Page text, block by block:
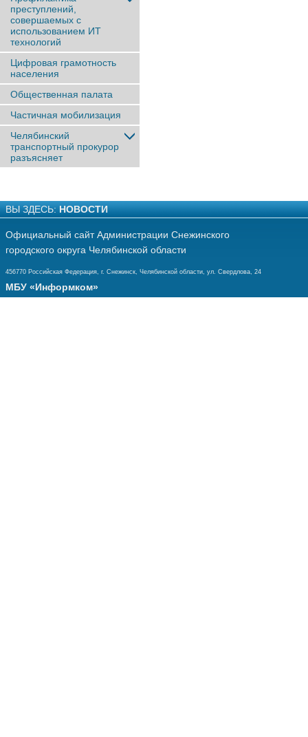
преступлений,
совершаемых с
использованием ИТ
технологий
Цифровая грамотность
населения
Общественная палата
Частичная мобилизация
Челябинский
транспортный прокурор
разъясняет
ВЫ ЗДЕСЬ: НОВОСТИ
Официальный сайт Администрации Снежинского
городского округа Челябинской области
456770 Российская Федерация, г. Снежинск, Челябинской области, ул. Свердлова, 24
МБУ «Информком»